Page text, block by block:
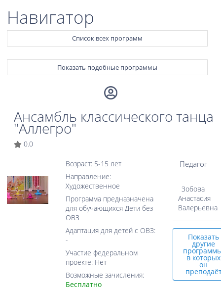
Навигатор
Список всех программ
Показать подобные программы
Ансамбль классического танца
"Аллегро"
0.0
Возраст: 5-15 лет
Направление:
Художественное
Программа предназначена
для обучающихся Дети без
ОВЗ
Адаптация для детей с ОВЗ:
-
Участие федеральном
проекте: Нет
Возможные зачисления:
Бесплатно
Педагог
Зобова
Анастасия
Валерьевна
Показать
другие
в которых
он